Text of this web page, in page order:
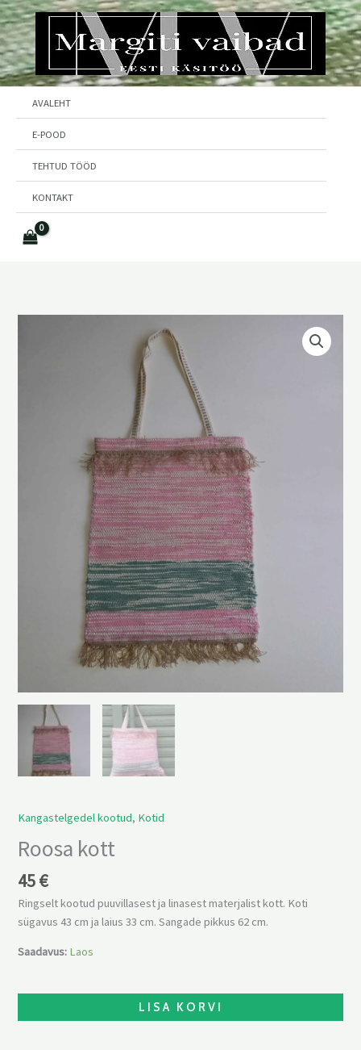
Skip
to
content
AVALEHT
E-POOD
TEHTUD TÖÖD
KONTAKT
Kangastelgedel kootud, Kotid
Roosa kott
45€
Ringselt kootud puuvillasest ja linasest materjalist kott. Koti
sügavus 43 cm ja laius 33 cm. Sangade pikkus 62 cm.
Saadavus: Laos
LISA KORVI